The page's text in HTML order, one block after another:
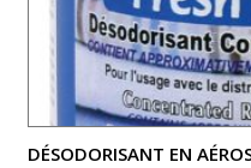
DÉSODORISANT EN